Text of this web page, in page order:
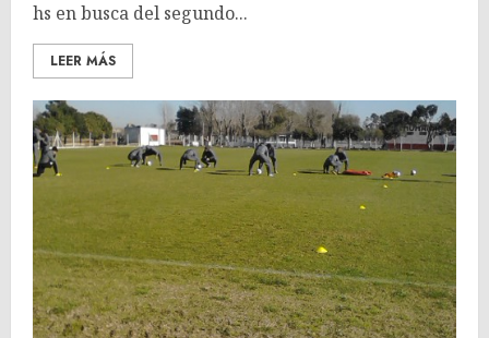
hs en busca del segundo...
LEER MÁS